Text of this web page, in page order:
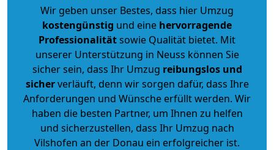
Wir geben unser Bestes, dass hier Umzug
kostengünstig und eine hervorragende
Professionalitätsowie Qualität bietet. Mit
unserer Unterstützung in Neuss können Sie
sicher sein, dass Ihr Umzug reibungslos und
sicherverläuft, denn wir sorgen dafür, dass Ihre
Anforderungen und Wünsche erfüllt werden. Wir
haben die besten Partner, um Ihnen zu helfen
und sicherzustellen, dass Ihr Umzug nach
Vilshofen an der Donau ein erfolgreicher ist.